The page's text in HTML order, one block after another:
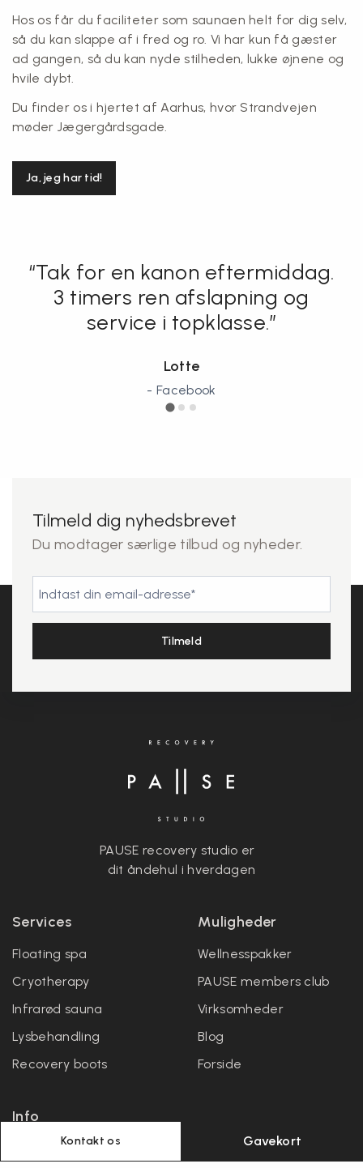
Hos os får du faciliteter som saunaen helt for dig selv,
så du kan slappe af i fred og ro. Vi har kun få gæster
ad gangen, så du kan nyde stilheden, lukke øjnene og
hvile dybt.
Du finder os i hjertet af Aarhus, hvor Strandvejen
møder Jægergårdsgade.
Ja, jeg har tid!
“Super godt…dyb
David
Kontakt os Gavekort
Tilmeld dig nyhedsbrevet
Du modtager særlige tilbud og nyheder.
PAUSE recovery studio er
dit åndehul i hverdagen
Services
Floating spa
Cryotherapy
Infrarød sauna
Lysbehandling
Recovery boots
Muligheder
Wellnesspakker
PAUSE members club
Virksomheder
Blog
Forside
Info